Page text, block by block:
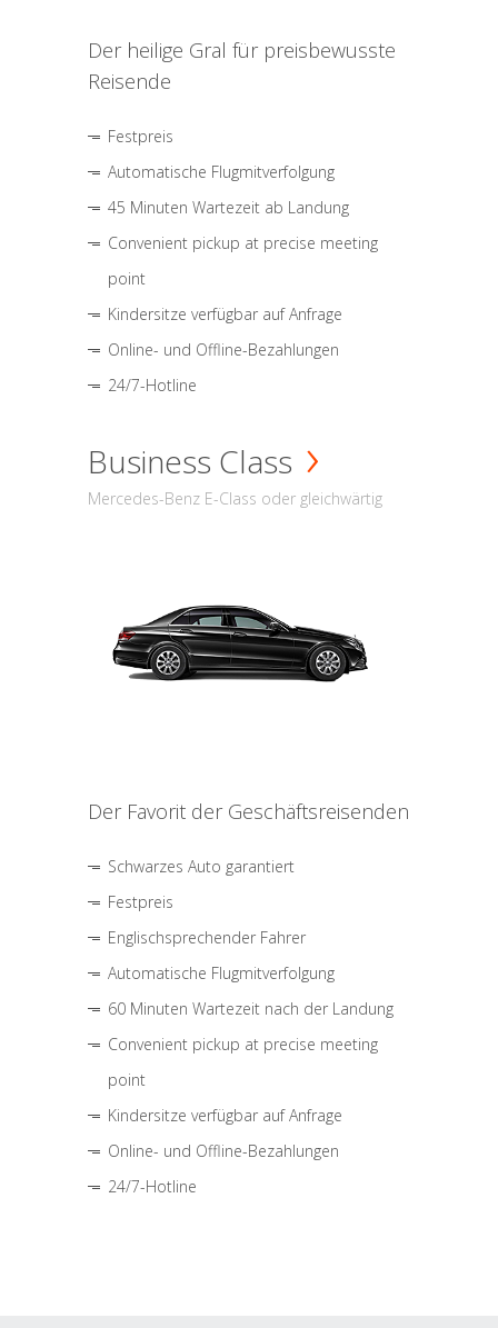
Der heilige Gral für preisbewusste
Reisende
Festpreis
Automatische Flugmitverfolgung
45 Minuten Wartezeit ab Landung
Convenient pickup at precise meeting
point
Kindersitze verfügbar auf Anfrage
Online- und Offline-Bezahlungen
24/7-Hotline
Business Class
Mercedes-Benz E-Class oder gleichwärtig
Der Favorit der Geschäftsreisenden
Schwarzes Auto garantiert
Festpreis
Englischsprechender Fahrer
Automatische Flugmitverfolgung
60 Minuten Wartezeit nach der Landung
Convenient pickup at precise meeting
point
Kindersitze verfügbar auf Anfrage
Online- und Offline-Bezahlungen
24/7-Hotline